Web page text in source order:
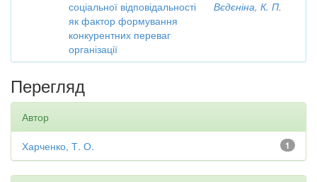
соціальної відповідальності
як фактор формування
конкурентних переваг
організації
Вєдєніна, К. П.
Перегляд
Автор
1
Харченко, Т. О.